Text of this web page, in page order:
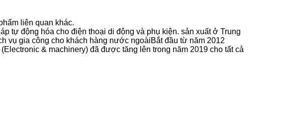
liên quan khác.
tự động hóa cho điện thoại di động và phụ kiện. sản xuất ở Trung
vụ gia công cho khách hàng nước ngoàiBắt đầu từ năm 2012
& machinery) đã được tăng lên trong năm 2019 cho tất cả